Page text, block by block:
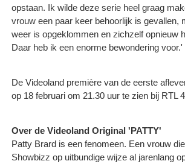
opstaan. Ik wilde deze serie heel graag
vrouw een paar keer behoorlijk is gevallen,
weer is opgeklommen en zichzelf opnieuw
Daar heb ik een enorme bewondering voor.'
De Videoland première van de eerste
op 18 februari om 21.30 uur te zien bij RTL
Over de Videoland Original 'PATTY'
Patty Brard is een fenomeen. Een vrouw
Showbizz op uitbundige wijze al jarenlang